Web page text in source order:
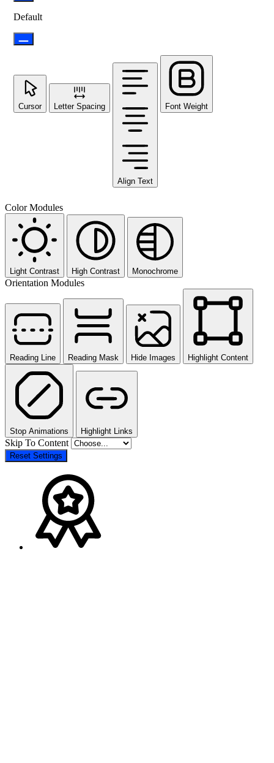
Default
Cursor Letter Spacing
Align Text
Font Weight
Color Modules
Light Contrast High Contrast Monochrome
Orientation Modules
Reading Line Reading Mask Hide Images Highlight Content
Stop Animations Highlight Links
Skip To Content
Reset Settings